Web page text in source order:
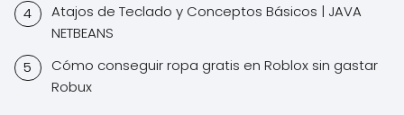
Atajos de Teclado y Conceptos Básicos | JAVA
NETBEANS
Cómo conseguir ropa gratis en Roblox sin gastar
Robux